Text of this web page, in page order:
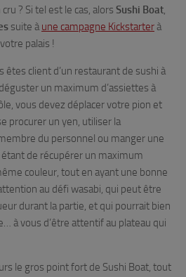
? Si tel est le cas, alors Sushi Boat,
suite à une campagne Kickstarterà
palais !
êtes client d’un restaurant de sushi à
un maximum d’assiettes à
vous devez déplacer votre pion et
procurer un yen, utiliser la
du personnel ou manger une
de récupérer un maximum
couleur, tout en ayant une bonne
au défi wasabi, qui peut être
durant la partie, et qui pourrait bien
à vous d’être attentif au plateau qui
le gros point fort de Sushi Boat, tout